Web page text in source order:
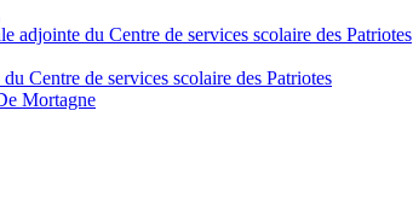
adjointe du Centre de services scolaire des Patriotes
Centre de services scolaire des Patriotes
Mortagne